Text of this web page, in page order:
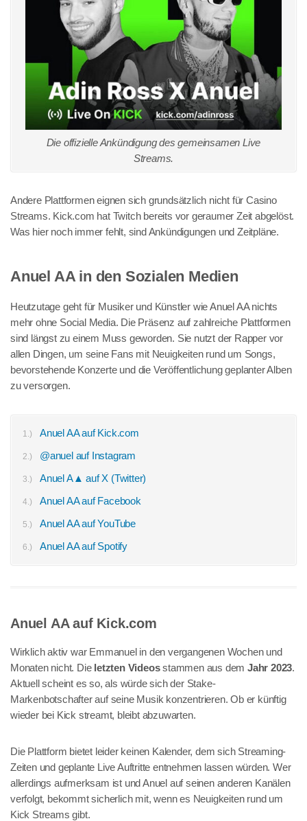
Die offizielle Ankündigung des gemeinsamen Live
Streams.
Andere Plattformen eignen sich grundsätzlich nicht für Casino
Streams. Kick.com hat Twitch bereits vor geraumer Zeit abgelöst.
Was hier noch immer fehlt, sind Ankündigungen und Zeitpläne.
Anuel AA in den Sozialen Medien
Heutzutage geht für Musiker und Künstler wie Anuel AA nichts
mehr ohne Social Media. Die Präsenz auf zahlreiche Plattformen
sind längst zu einem Muss geworden. Sie nutzt der Rapper vor
allen Dingen, um seine Fans mit Neuigkeiten rund um Songs,
bevorstehende Konzerte und die Veröffentlichung geplanter Alben
zu versorgen.
Anuel AA auf Kick.com
@anuel auf Instagram
Anuel A▲ auf X (Twitter)
Anuel AA auf Facebook
Anuel AA auf YouTube
Anuel AA auf Spotify
Anuel AA auf Kick.com
Wirklich aktiv war Emmanuel in den vergangenen Wochen und
Monaten nicht. Die letzten Videosstammen aus demJahr 2023.
Aktuell scheint es so, als würde sich der Stake-
Markenbotschafter auf seine Musik konzentrieren. Ob er künftig
wieder bei Kick streamt, bleibt abzuwarten.
Die Plattform bietet leider keinen Kalender, dem sich Streaming-
Zeiten und geplante Live Auftritte entnehmen lassen würden. Wer
allerdings aufmerksam ist und Anuel auf seinen anderen Kanälen
verfolgt, bekommt sicherlich mit, wenn es Neuigkeiten rund um
Kick Streams gibt.